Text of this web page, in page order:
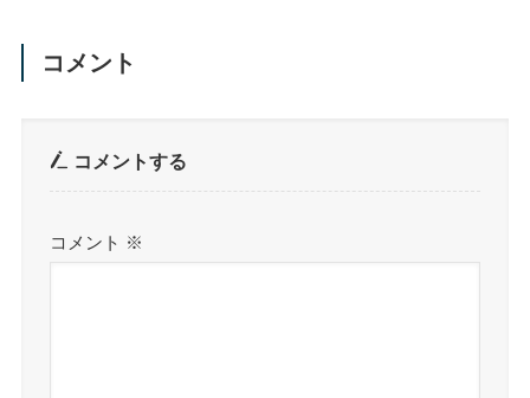
コメント
コメントする
コメント ※